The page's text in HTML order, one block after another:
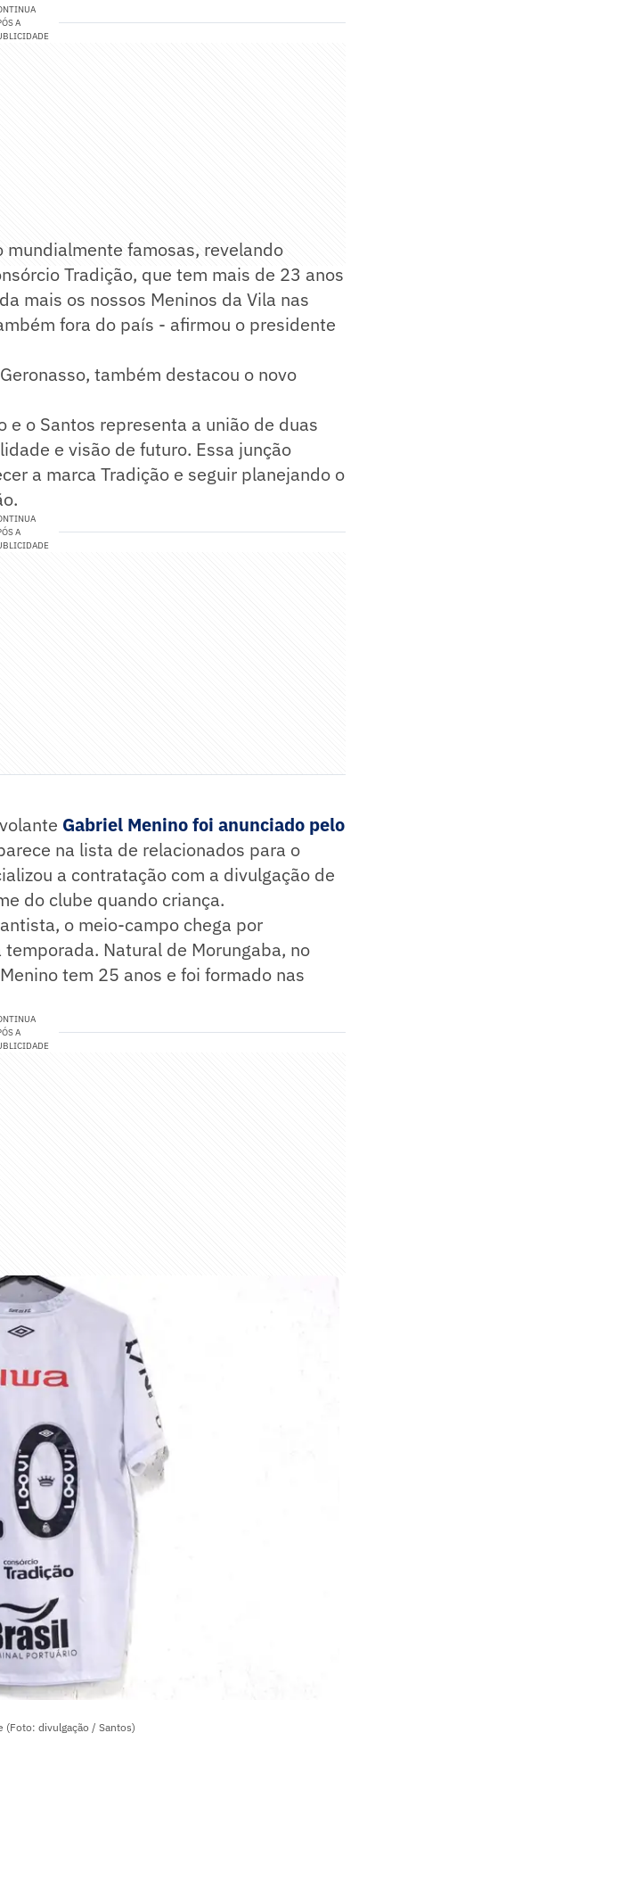
A
famosas, revelando
Tradição, que tem mais de 23 anos
mais os nossos Meninos da Vila nas
fora do país - afirmou o presidente
também destacou o novo
e o Santos representa a união de duas
e visão de futuro. Essa junção
a marca Tradição e seguir planejando o
A
Gabriel Menino foi anunciado pelo
na lista de relacionados para o
a contratação com a divulgação de
do clube quando criança.
o meio-campo chega por
Natural de Morungaba, no
tem 25 anos e foi formado nas
A
(Foto: divulgação / Santos)